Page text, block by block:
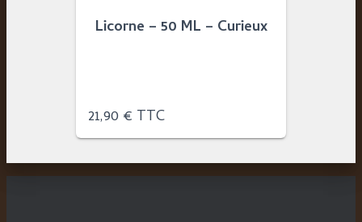
Licorne – 50 ML – Curieux
21,90 € TTC